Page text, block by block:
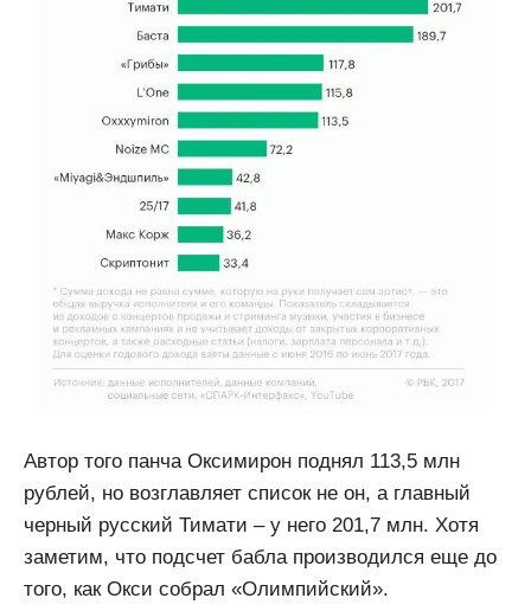
Автор того панча Оксимирон поднял 113,5 млн
рублей, но возглавляет список не он, а главный
черный русский Тимати – у него 201,7 млн. Хотя
заметим, что подсчет бабла производился еще до
того, как Окси собрал «Олимпийский».